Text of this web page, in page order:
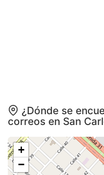
¿Dónde se
correos en San
+
−